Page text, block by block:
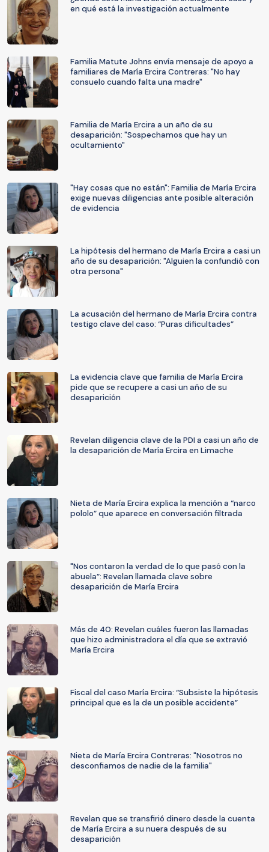
en qué está la investigación actualmente
Familia Matute Johns envía mensaje de apoyo a
familiares de María Ercira Contreras: "No hay
consuelo cuando falta una madre"
Familia de María Ercira a un año de su
desaparición: "Sospechamos que hay un
ocultamiento"
"Hay cosas que no están": Familia de María Ercira
exige nuevas diligencias ante posible alteración
de evidencia
La hipótesis del hermano de María Ercira a casi un
año de su desaparición: "Alguien la confundió con
otra persona"
La acusación del hermano de María Ercira contra
testigo clave del caso: “Puras dificultades”
La evidencia clave que familia de María Ercira
pide que se recupere a casi un año de su
desaparición
Revelan diligencia clave de la PDI a casi un año de
la desaparición de María Ercira en Limache
Nieta de María Ercira explica la mención a “narco
pololo” que aparece en conversación filtrada
"Nos contaron la verdad de lo que pasó con la
abuela”: Revelan llamada clave sobre
desaparición de María Ercira
Más de 40: Revelan cuáles fueron las llamadas
que hizo administradora el día que se extravió
María Ercira
Fiscal del caso María Ercira: “Subsiste la hipótesis
principal que es la de un posible accidente”
Nieta de María Ercira Contreras: "Nosotros no
desconfiamos de nadie de la familia"
Revelan que se transfirió dinero desde la cuenta
de María Ercira a su nuera después de su
desaparición